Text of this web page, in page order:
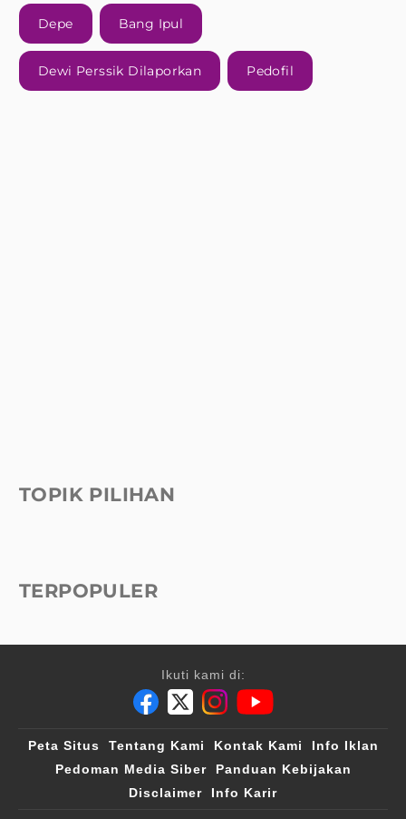
Depe Bang Ipul
Dewi Perssik Dilaporkan Pedofil
TOPIK PILIHAN
TERPOPULER
Ikuti kami di:
Peta Situs Tentang Kami Kontak Kami
Info Iklan
Pedoman Media Siber
Panduan Kebijakan
Disclaimer
Info Karir